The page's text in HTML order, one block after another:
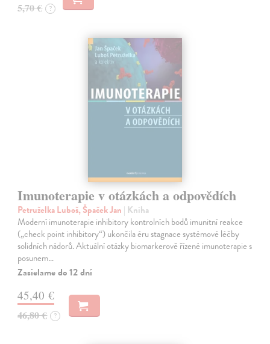
5,70 € ?
Imunoterapie v otázkách a odpovědích
Petruželka Luboš, Špaček Jan | Kniha
Moderní imunoterapie inhibitory kontrolních bodů imunitní reakce
(„check point inhibitory“) ukončila éru stagnace systémové léčby
solidních nádorů. Aktuální otázky biomarkerově řízené imunoterapie s
posunem…
Zasielame do 12 dní
45,40 €
46,80 € ?